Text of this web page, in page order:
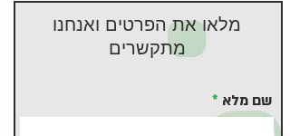
מלאו את הפרטים ואנחנו
מתקשרים
שם מלא